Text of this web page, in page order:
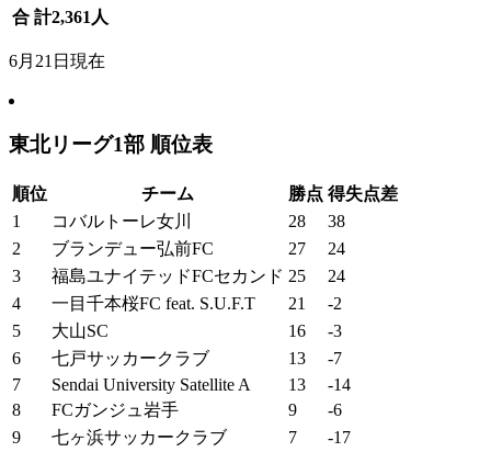
合 計2,361 人
6月21日現在
東北リーグ1部 順位表
順位 チーム 勝点 得失点差
1
コバルトーレ女川 28
38
2
ブランデュー弘前FC 27
24
3
福島ユナイテッドFCセカンド 25
24
4
一目千本桜FC feat. S.U.F.T 21
-2
5
大山SC 16
-3
6
七戸サッカークラブ 13
-7
7
Sendai University Satellite A 13
-14
8
FCガンジュ岩手 9
-6
9
七ヶ浜サッカークラブ 7
-17